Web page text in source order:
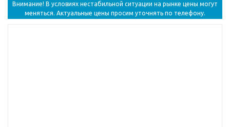
Внимание! В условиях нестабильной ситуации на рынке цены могут
меняться. Актуальные цены просим уточнять по телефону.